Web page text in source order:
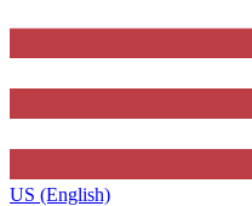
US (English)